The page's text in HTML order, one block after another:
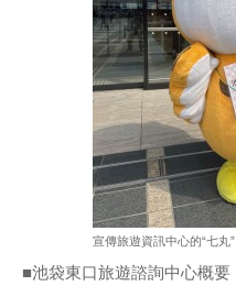
宣傳旅遊資訊中心的“七丸”
■池袋東口旅遊諮詢中心概要